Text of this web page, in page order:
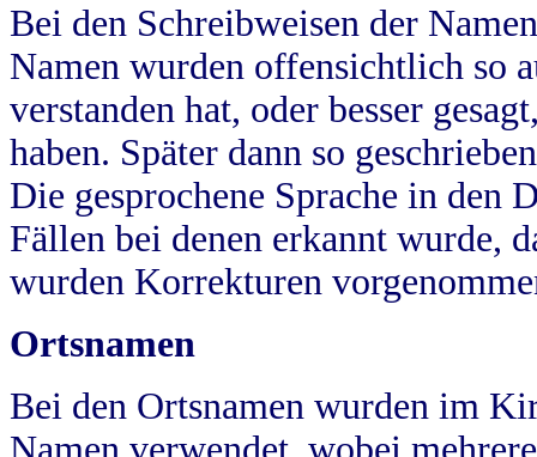
Bei den Schreibweisen der
Namen wurden offensichtlich so
verstanden hat, oder besser
haben. Später dann so
Die gesprochene Sprache in
Fällen bei denen erkannt wurde,
wurden Korrekturen
Ortsnamen
Bei den Ortsnamen wurden im